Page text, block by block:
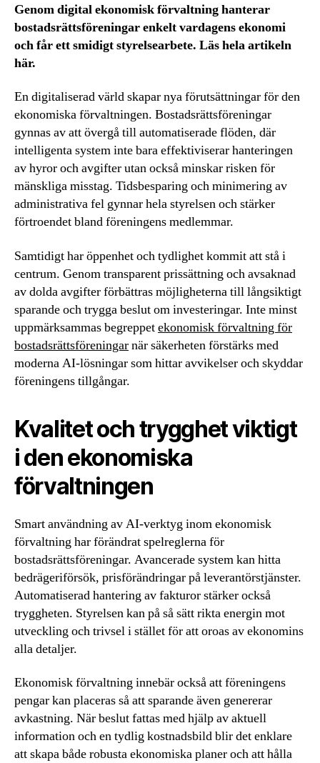
Genom digital ekonomisk förvaltning hanterar
bostadsrättsföreningar enkelt vardagens ekonomi
och får ett smidigt styrelsearbete. Läs hela artikeln
här.
En digitaliserad värld skapar nya förutsättningar för den
ekonomiska förvaltningen. Bostadsrättsföreningar
gynnas av att övergå till automatiserade flöden, där
intelligenta system inte bara effektiviserar hanteringen
av hyror och avgifter utan också minskar risken för
mänskliga misstag. Tidsbesparing och minimering av
administrativa fel gynnar hela styrelsen och stärker
förtroendet bland föreningens medlemmar.
Samtidigt har öppenhet och tydlighet kommit att stå i
centrum. Genom transparent prissättning och avsaknad
av dolda avgifter förbättras möjligheterna till långsiktigt
sparande och trygga beslut om investeringar. Inte minst
uppmärksammas begreppetekonomisk förvaltning för
bostadsrättsföreningarnär säkerheten förstärks med
moderna AI-lösningar som hittar avvikelser och skyddar
föreningens tillgångar.
Kvalitet och trygghet viktigt
i den ekonomiska
förvaltningen
Smart användning av AI-verktyg inom ekonomisk
förvaltning har förändrat spelreglerna för
bostadsrättsföreningar. Avancerade system kan hitta
bedrägeriförsök, prisförändringar på leverantörstjänster.
Automatiserad hantering av fakturor stärker också
tryggheten. Styrelsen kan på så sätt rikta energin mot
utveckling och trivsel i stället för att oroas av ekonomins
alla detaljer.
Ekonomisk förvaltning innebär också att föreningens
pengar kan placeras så att sparande även genererar
avkastning. När beslut fattas med hjälp av aktuell
information och en tydlig kostnadsbild blir det enklare
att skapa både robusta ekonomiska planer och att hålla